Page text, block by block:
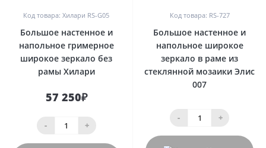
Код товара: Хилари RS-G05
Большое настенное и
напольное гримерное
широкое зеркало без
рамы Хилари
57 250₽
- +
Код товара: RS-727
Большое настенное и
напольное широкое
зеркало в раме из
стеклянной мозаики Элис
007
- +